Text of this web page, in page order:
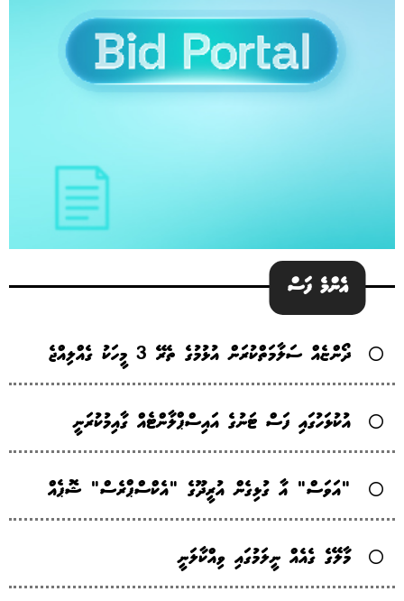
އެންމެ ފަސް
ދޯންޏެއް ސަލާމަތްކުރަން އުޅުމުގެ ތެރޭ 3 މީހަކު ގެއްލިއްޖެ
އުކުޅަހުގައި ފަސް ޓަނުގެ އައިސްޕްލާންޓެއް ގާއިމުކުރަނީ
"އަވަސް" އާ ގުޅިގެން އުރީދޫގެ "އެކްސްޕްރެސް" ޝޮޕެއް
މާލޭގެ ގެއެއް ނީލަމުގައި ވިއްކާލަނީ